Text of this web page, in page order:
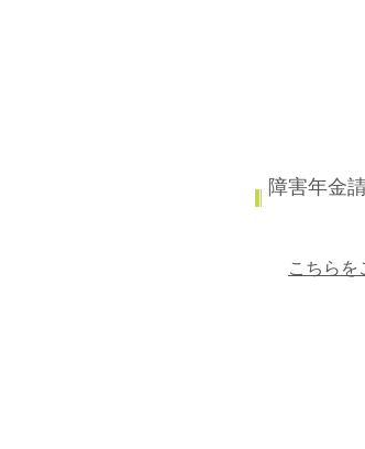
障害年金
こちらを